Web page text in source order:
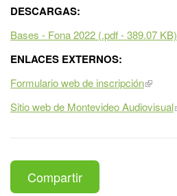
DESCARGAS:
Bases - Fona 2022 (.pdf - 389.07 KB)
ENLACES EXTERNOS:
Formulario web de inscripción
Sitio web de Montevideo Audiovisual
Compartir